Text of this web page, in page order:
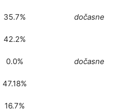
35.7% dočasne
42.2%
0.0% dočasne
47.18%
16.7%